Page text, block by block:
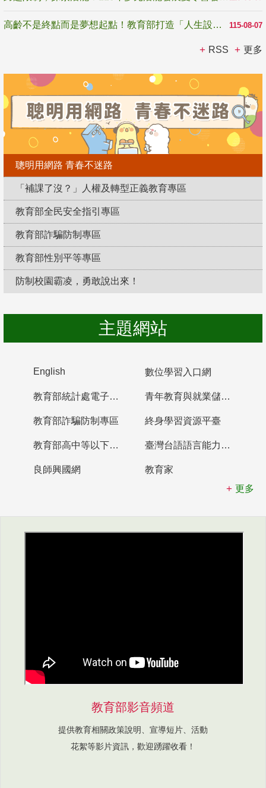
115-08-07
高齡不是終點而是夢想起點！教育部打造「人生設計夢工場」 參展第3屆高齡健康產業博覽會
RSS 更多
聰明用網路 青春不迷路
「補課了沒？」人權及轉型正義教育專區
教育部全民安全指引專區
教育部詐騙防制專區
教育部性別平等專區
防制校園霸凌，勇敢說出來！
主題網站
English 數位學習入口網
教育部統計處電子書櫃 青年教育與就業儲蓄帳戶
教育部詐騙防制專區 終身學習資源平臺
教育部高中等以下學校及幼兒園教師資格檢定考試 臺灣台語語言能力認證網站
良師興國網
教育家
更多
教育部影音頻道
提供教育相關政策說明、宣導短片、活動
花絮等影片資訊，歡迎踴躍收看！